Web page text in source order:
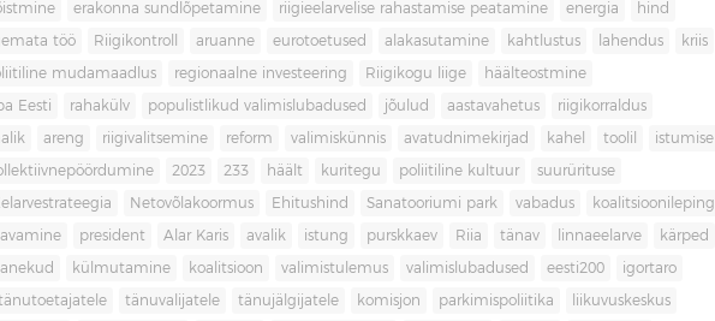
erakonna sundlõpetamine riigieelarvelise rahastamise peatamine energia hind
töö Riigikontroll aruanne eurotoetused alakasutamine kahtlustus lahendus kriis
mudamaadlus regionaalne investeering Riigikogu liige häälteostmine
Eesti rahakülv populistlikud valimislubadused jõulud aastavahetus riigikorraldus
areng riigivalitsemine reform valimiskünnis avatudnimekirjad kahel toolil istumise
2023 233 häält kuritegu poliitiline kultuur suurürituse
Netovõlakoormus Ehitushind Sanatooriumi park vabadus koalitsioonileping
avamine president Alar Karis avalik istung purskkaev Riia tänav linnaeelarve kärped
külmutamine koalitsioon valimistulemus valimislubadused eesti200 igortaro
tänuvalijatele tänujälgijatele komisjon parkimispoliitika liikuvuskeskus